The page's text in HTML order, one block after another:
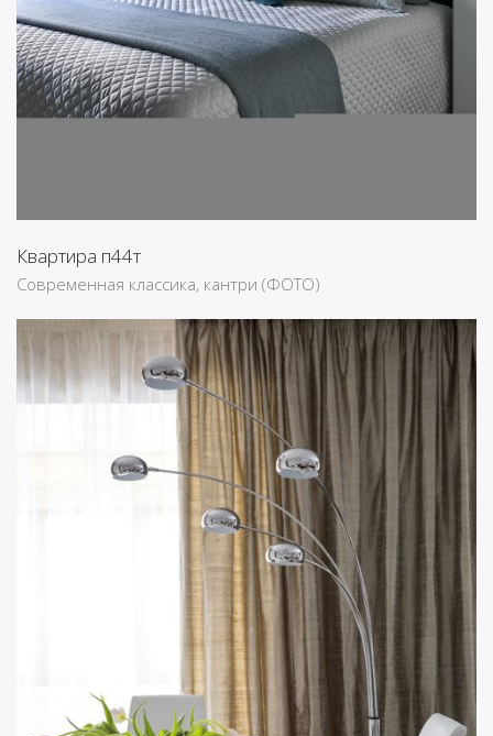
Квартира п44т
Современная классика, кантри (ФОТО)